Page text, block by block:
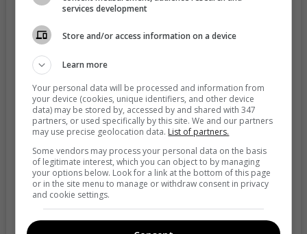
View this post on Instagram
services development
Store and/or access information on a device
Learn more
Your personal data will be processed and information from
your device (cookies, unique identifiers, and other device
data) may be stored by, accessed by and shared with 347
partners, or used specifically by this site. We and our partners
may use precise geolocation data. List of partners.
Some vendors may process your personal data on the basis
of legitimate interest, which you can object to by managing
your options below. Look for a link at the bottom of this page
or in the site menu to manage or withdraw consent in privacy
and cookie settings.